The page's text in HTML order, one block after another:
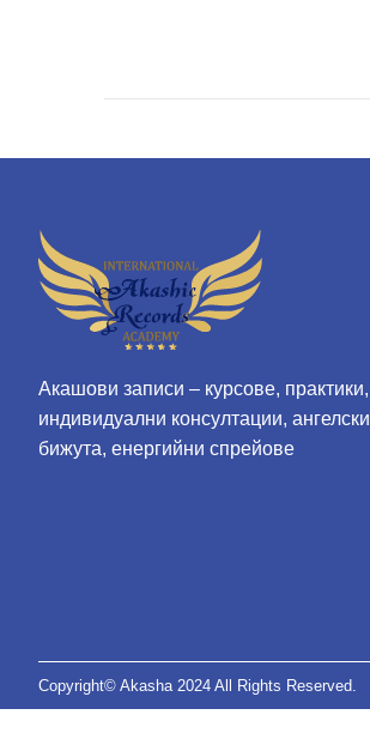
o
Акашови записи – курсове, практики,
индивидуални консултации, ангелски
бижута, енергийни спрейове
Copyright© Akasha 2024 All Rights Reserved.